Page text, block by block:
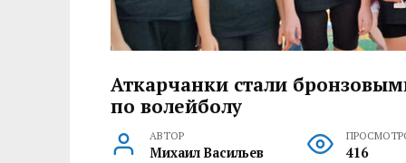
Аткарчанки стали
по волейболу
АВТОР
Михаил Васильев 416